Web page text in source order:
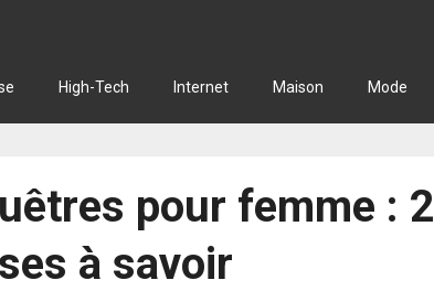
High-Tech Internet Maison Mode
pour femme : 2
à savoir